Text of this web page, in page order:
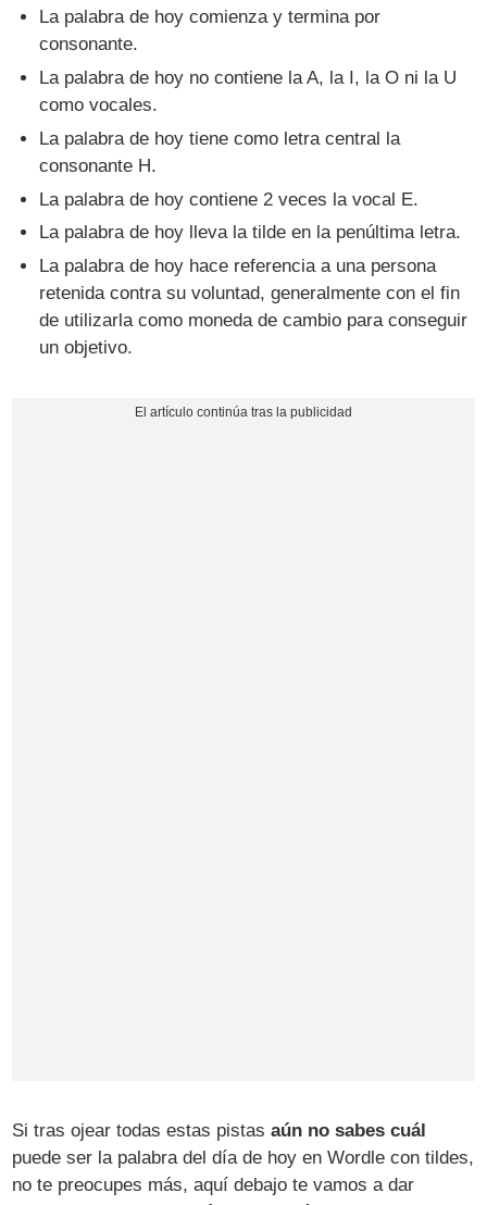
La palabra de hoy comienza y termina por
consonante.
La palabra de hoy no contiene la A, la I, la O ni la U
como vocales.
La palabra de hoy tiene como letra central la
consonante H.
La palabra de hoy contiene 2 veces la vocal E.
La palabra de hoy lleva la tilde en la penúltima letra.
La palabra de hoy hace referencia a una persona
retenida contra su voluntad, generalmente con el fin
de utilizarla como moneda de cambio para conseguir
un objetivo.
Si tras ojear todas estas pistasaún no sabes cuál
puede ser la palabra del día de hoy en Wordle con tildes,
no te preocupes más, aquí debajo te vamos a dar